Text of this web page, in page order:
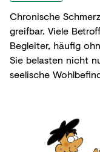
Chronische
greifbar. Viele
Begleiter, häufig
Sie belasten nicht
seelische